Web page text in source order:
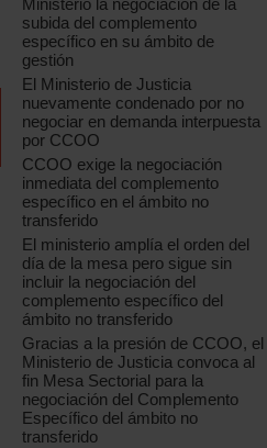
Ministerio la negociación de la
subida del complemento
específico en su ámbito de
gestión
El Ministerio de Justicia
nuevamente condenado por no
negociar en demanda interpuesta
por CCOO
CCOO exige la negociación
inmediata del complemento
específico en el ámbito no
transferido
El ministerio amplía el orden del
día de la mesa pero sigue sin
incluir la negociación del
complemento específico del
ámbito no transferido
Gracias a la presión de CCOO, el
Ministerio de Justicia convoca al
fin Mesa Sectorial para la
negociación del Complemento
Específico del ámbito no
transferido